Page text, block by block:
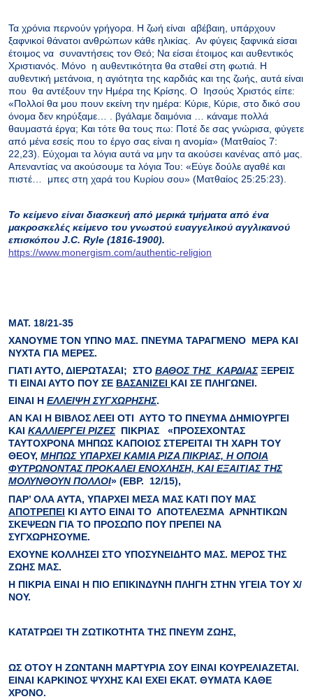
Τα χρόνια περνούν γρήγορα. Η ζωή είναι αβέβαιη, υπάρχουν
ξαφνικοί θάνατοι ανθρώπων κάθε ηλικίας. Αν φύγεις ξαφνικά είσαι
έτοιμος να συναντήσεις τον Θεό; Να είσαι έτοιμος και αυθεντικός
Χριστιανός. Μόνο η αυθεντικότητα θα σταθεί στη φωτιά. Η
αυθεντική μετάνοια, η αγιότητα της καρδιάς και της ζωής, αυτά είναι
που θα αντέξουν την Ημέρα της Κρίσης. Ο Ιησούς Χριστός είπε:
«Πολλοί θα μου πουν εκείνη την ημέρα: Κύριε, Κύριε, στο δικό σου
όνομα δεν κηρύξαμε… . βγάλαμε δαιμόνια … κάναμε πολλά
θαυμαστά έργα; Και τότε θα τους πω: Ποτέ δε σας γνώρισα, φύγετε
από μένα εσείς που το έργο σας είναι η ανομία» (Ματθαίος 7:
22,23). Εύχομαι τα λόγια αυτά να μην τα ακούσει κανένας από μας.
Απεναντίας να ακούσουμε τα λόγια Του: «Εύγε δούλε αγαθέ και
πιστέ… μπες στη χαρά του Κυρίου σου» (Ματθαίος 25:25:23).
Το κείμενο είναι διασκευή από μερικά τμήματα από ένα
μακροσκελές κείμενο του γνωστού ευαγγελικού αγγλικανού
επισκόπου J.C. Ryle (1816-1900).
https://www.monergism.com/authentic-religion
ΜΑΤ. 18/21-35
ΧΑΝΟΥΜΕ ΤΟΝ ΥΠΝΟ ΜΑΣ. ΠΝΕΥΜΑ ΤΑΡΑΓΜΕΝΟ ΜΕΡΑ ΚΑΙ
ΝΥΧΤΑ ΓΙΑ ΜΕΡΕΣ.
ΓΙΑΤΙ ΑΥΤΟ, ΔΙΕΡΩΤΑΣΑΙ; ΣΤΟ ΒΑΘΟΣ ΤΗΣ ΚΑΡΔΙΑΣΞΕΡΕΙΣ
ΤΙ ΕΙΝΑΙ ΑΥΤΟ ΠΟΥ ΣΕ ΒΑΣΑΝΙΖΕΙ ΚΑΙ ΣΕ ΠΛΗΓΩΝΕΙ.
ΕΙΝΑΙ Η ΕΛΛΕΙΨΗ ΣΥΓΧΩΡΗΣΗΣ.
ΑΝ ΚΑΙ Η ΒΙΒΛΟΣ ΛΕΕΙ ΟΤΙ ΑΥΤΟ ΤΟ ΠΝΕΥΜΑ ΔΗΜΙΟΥΡΓΕΙ
ΚΑΙ ΚΑΛΛΙΕΡΓΕΙ ΡΙΖΕΣΠΙΚΡΙΑΣ «ΠΡΟΣΕΧΟΝΤΑΣ
ΤΑΥΤΟΧΡΟΝΑ ΜΗΠΩΣ ΚΑΠΟΙΟΣ ΣΤΕΡΕΙΤΑΙ ΤΗ ΧΑΡΗ ΤΟΥ
ΘΕΟΥ, ΜΗΠΩΣ ΥΠΑΡΧΕΙ ΚΑΜΙΑ ΡΙΖΑ ΠΙΚΡΙΑΣ, Η ΟΠΟΙΑ
ΦΥΤΡΩΝΟΝΤΑΣ ΠΡΟΚΑΛΕΙ ΕΝΟΧΛΗΣΗ, ΚΑΙ ΕΞΑΙΤΙΑΣ ΤΗΣ
ΜΟΛΥΝΘΟΥΝ ΠΟΛΛΟΙ» (ΕΒΡ. 12/15),
ΠΑΡ’ ΟΛΑ ΑΥΤΑ, ΥΠΑΡΧΕΙ ΜΕΣΑ ΜΑΣ ΚΑΤΙ ΠΟΥ ΜΑΣ
ΑΠΟΤΡΕΠΕΙ ΚΙ ΑΥΤΟ ΕΙΝΑΙ ΤΟ ΑΠΟΤΕΛΕΣΜΑ ΑΡΝΗΤΙΚΩΝ
ΣΚΕΨΕΩΝ ΓΙΑ ΤΟ ΠΡΟΣΩΠΟ ΠΟΥ ΠΡΕΠΕΙ ΝΑ
ΣΥΓΧΩΡΗΣΟΥΜΕ.
ΕΧΟΥΝΕ ΚΟΛΛΗΣΕΙ ΣΤΟ ΥΠΟΣΥΝΕΙΔΗΤΟ ΜΑΣ. ΜΕΡΟΣ ΤΗΣ
ΖΩΗΣ ΜΑΣ.
Η ΠΙΚΡΙΑ ΕΙΝΑΙ Η ΠΙΟ ΕΠΙΚΙΝΔΥΝΗ ΠΛΗΓΗ ΣΤΗΝ ΥΓΕΙΑ ΤΟΥ Χ/
ΝΟΥ.
ΚΑΤΑΤΡΩΕΙ ΤΗ ΖΩΤΙΚΟΤΗΤΑ ΤΗΣ ΠΝΕΥΜ ΖΩΗΣ,
ΩΣ ΟΤΟΥ Η ΖΩΝΤΑΝΗ ΜΑΡΤΥΡΙΑ ΣΟΥ ΕΙΝΑΙ ΚΟΥΡΕΛΙΑΖΕΤΑΙ.
ΕΙΝΑΙ ΚΑΡΚΙΝΟΣ ΨΥΧΗΣ ΚΑΙ ΕΧΕΙ ΕΚΑΤ. ΘΥΜΑΤΑ ΚΑΘΕ
ΧΡΟΝΟ.